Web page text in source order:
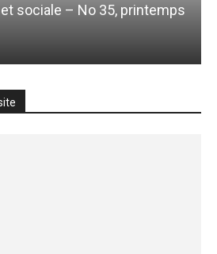
sociale – No 35, printemps